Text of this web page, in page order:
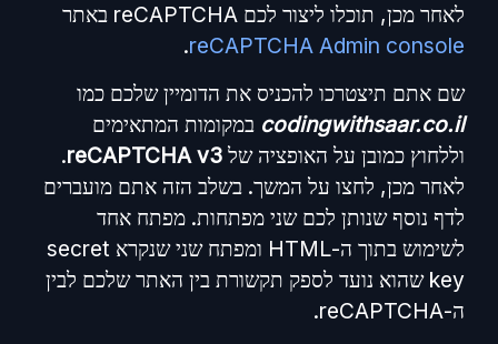
לאחר מכן, תוכלו ליצור לכם reCAPTCHA באתר
reCAPTCHA Admin console
.
שם אתם תיצטרכו להכניס את הדומיין שלכם כמו
codingwithsaar.co.il במקומות המתאימים
וללחוץ כמובן על האופציה של reCAPTCHA v3
.
לאחר מכן, לחצו על המשך. בשלב הזה אתם מועברים
לדף נוסף שנותן לכם שני מפתחות. מפתח אחד
לשימוש בתוך ה-HTML ומפתח שני שנקרא secret
key שהוא נועד לספק תקשורת בין האתר שלכם לבין
ה-reCAPTCHA.